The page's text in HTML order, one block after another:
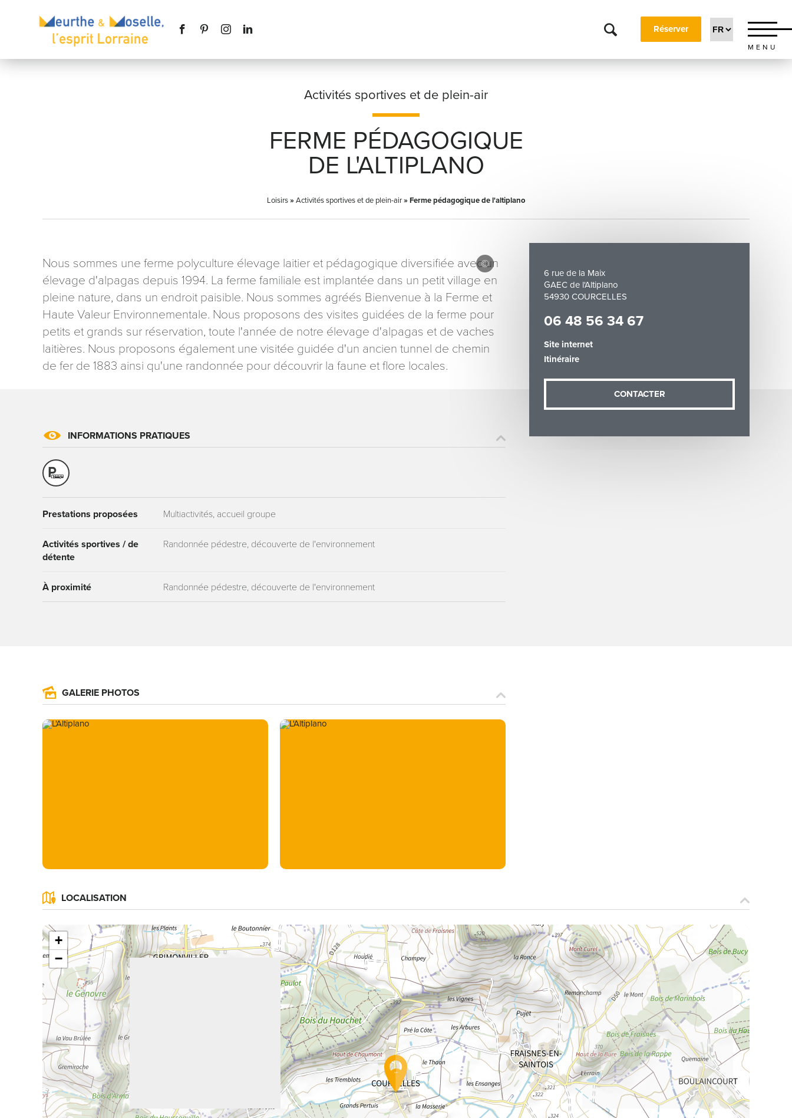
Réserver
MENU
Activités sportives et de plein-air
FERME PÉDAGOGIQUE
DE L'ALTIPLANO
Loisirs»Activités sportives et de plein-air»Ferme pédagogique de l'altiplano
6 rue de la Maix
GAEC de l'Altiplano
54930 COURCELLES
06 48 56 34 67
Site internet
Itinéraire
CONTACTER
Nous sommes une ferme polyculture élevage laitier et pédagogique diversifiée avec un
élevage d'alpagas depuis 1994. La ferme familiale est implantée dans un petit village en
pleine nature, dans un endroit paisible. Nous sommes agréés Bienvenue à la Ferme et
Haute Valeur Environnementale. Nous proposons des visites guidées de la ferme pour
petits et grands sur réservation, toute l'année de notre élevage d'alpagas et de vaches
laitières. Nous proposons également une visitée guidée d'un ancien tunnel de chemin
de fer de 1883 ainsi qu'une randonnée pour découvrir la faune et flore locales.
INFORMATIONS PRATIQUES
Prestations proposées Multiactivités, accueil groupe
Activités sportives / de
détente
Randonnée pédestre, découverte de l'environnement
À proximité Randonnée pédestre, découverte de l'environnement
GALERIE PHOTOS
LOCALISATION
+
−
Prénom*
Adresse email*
Les informations recueillies à partir de ce formulaire sont nécessaires au traitement de votre demande (sauf
mention contraire). Vous disposez d’un droit d’accès, de rectification et d’opposition aux données vous
concernant, que vous pouvez exercer en adressant une demande par courriel à tourisme@departement54.fr